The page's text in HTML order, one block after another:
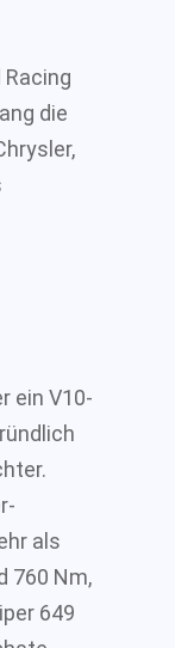
die
ein V10-
als
760 Nm,
649